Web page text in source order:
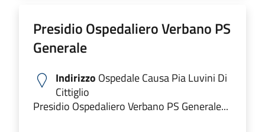
Presidio Ospedaliero Verbano PS
Generale
Indirizzo Ospedale Causa Pia Luvini Di
Cittiglio
Presidio Ospedaliero Verbano PS Generale...